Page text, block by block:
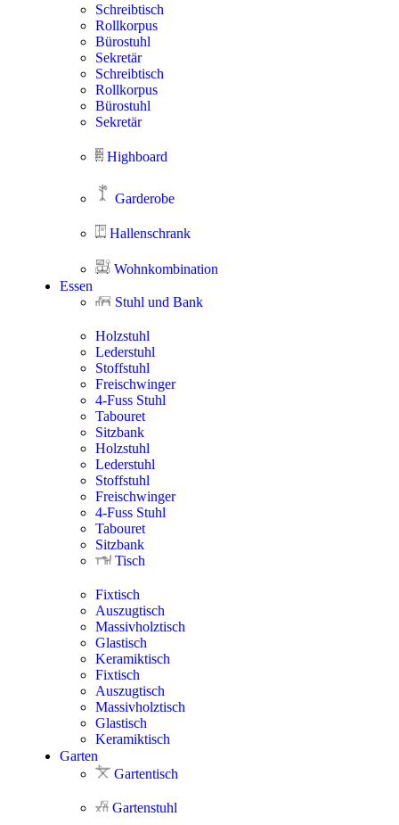
Schreibtisch
Rollkorpus
Bürostuhl
Sekretär
Schreibtisch
Rollkorpus
Bürostuhl
Sekretär
Highboard
Garderobe
Hallenschrank
Wohnkombination
Essen
Stuhl und Bank
Holzstuhl
Lederstuhl
Stoffstuhl
Freischwinger
4-Fuss Stuhl
Tabouret
Sitzbank
Holzstuhl
Lederstuhl
Stoffstuhl
Freischwinger
4-Fuss Stuhl
Tabouret
Sitzbank
Tisch
Fixtisch
Auszugtisch
Massivholztisch
Glastisch
Keramiktisch
Fixtisch
Auszugtisch
Massivholztisch
Glastisch
Keramiktisch
Garten
Gartentisch
Gartenstuhl